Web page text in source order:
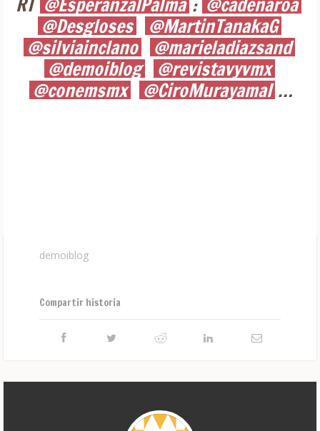
@Desgloses
@MartinTanakaG
@silviainclano
@marieladiazsand
@demoiblog
@revistavyvmx
@conemsmx
@CiroMurayamaI …
demoiblog
Compartir historia